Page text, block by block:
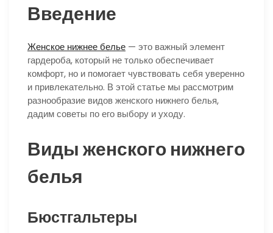
Введение
Женское нижнее белье — это важный элемент
гардероба, который не только обеспечивает
комфорт, но и помогает чувствовать себя уверенно
и привлекательно. В этой статье мы рассмотрим
разнообразие видов женского нижнего белья,
дадим советы по его выбору и уходу.
Виды женского нижнего
белья
Бюстгальтеры